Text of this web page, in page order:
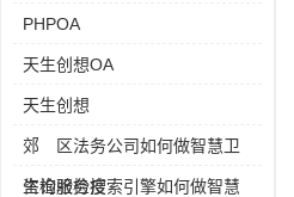
PHPOA
天生创想OA
天生创想
郊 区法务公司如何做智慧卫
生检验检疫
咨询服务搜索引擎如何做智慧